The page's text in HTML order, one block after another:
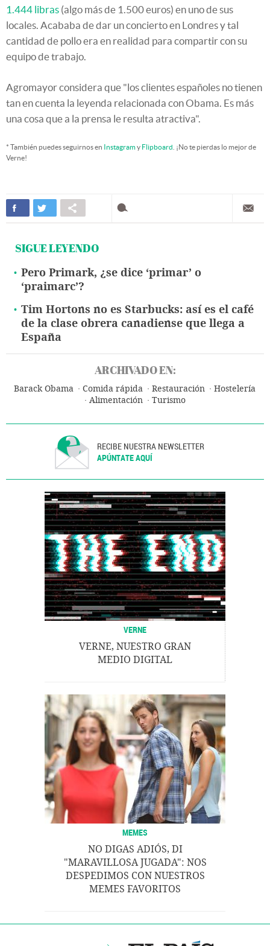
1.444 libras (algo más de 1.500 euros) en uno de sus
locales. Acababa de dar un concierto en Londres y tal
cantidad de pollo era en realidad para compartir con su
equipo de trabajo.
Agromayor considera que "los clientes españoles no tienen
tan en cuenta la leyenda relacionada con Obama. Es más
una cosa que a la prensa le resulta atractiva".
* También puedes seguirnos en Instagramy Flipboard . ¡No te pierdas lo mejor de
Verne!
SIGUE LEYENDO
Pero Primark, ¿se dice ‘primar’ o
‘praimarc’?
Tim Hortons no es Starbucks: así es el café
de la clase obrera canadiense que llega a
España
ARCHIVADO EN:
Barack Obama Comida rápida Restauración
Hostelería
Alimentación
Turismo
RECIBE NUESTRA NEWSLETTER
APÚNTATE AQUÍ
VERNE
VERNE, NUESTRO GRAN
MEDIO DIGITAL
MEMES
NO DIGAS ADIÓS, DI
"MARAVILLOSA JUGADA": NOS
DESPEDIMOS CON NUESTROS
MEMES FAVORITOS